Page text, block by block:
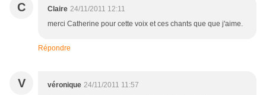
C Claire 24/11/2011 12:11
merci Catherine pour cette voix et ces chants que que j'aime.
Répondre
V véronique 24/11/2011 11:57